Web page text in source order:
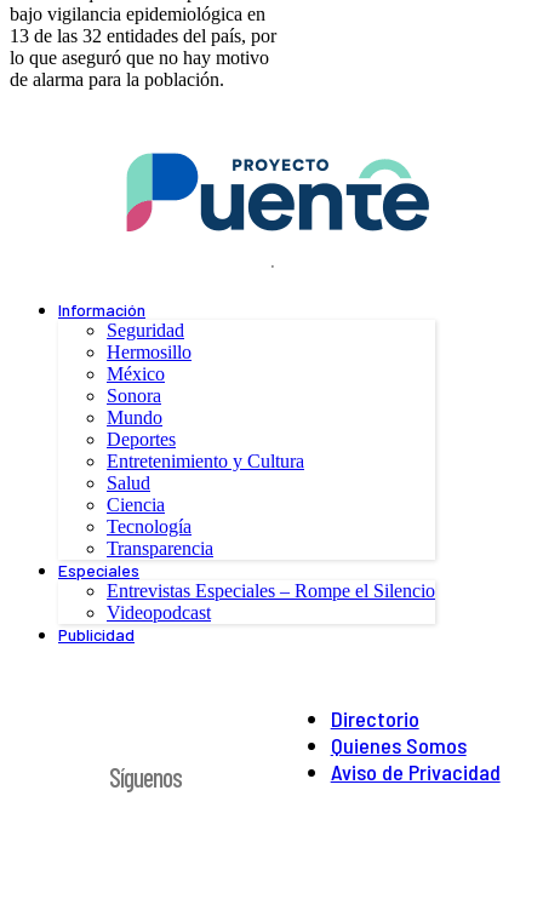
bajo vigilancia epidemiológica en
13 de las 32 entidades del país, por
lo que aseguró que no hay motivo
de alarma para la población.
.
Información
Seguridad
Hermosillo
México
Sonora
Mundo
Deportes
Entretenimiento y Cultura
Salud
Ciencia
Tecnología
Transparencia
Especiales
Entrevistas Especiales – Rompe el Silencio
Videopodcast
Publicidad
Directorio
Quienes Somos
Aviso de Privacidad
Síguenos